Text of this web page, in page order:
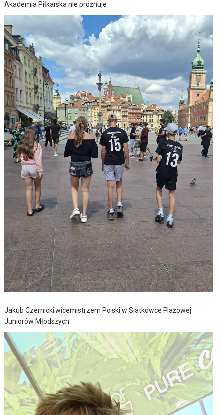
Akademia Piłkarska nie próżnuje
Jakub Czernicki wicemistrzem Polski w Siatkówce Plażowej
Juniorów Młodszych